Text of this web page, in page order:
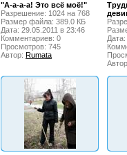
"А-а-а-а! Это всё моё!"
Разрешение: 1024 на 768
Размер файла: 389.0 КБ
Дата: 29.05.2011 в 23:46
Комментариев: 0
Просмотров: 745
Автор: Rumata